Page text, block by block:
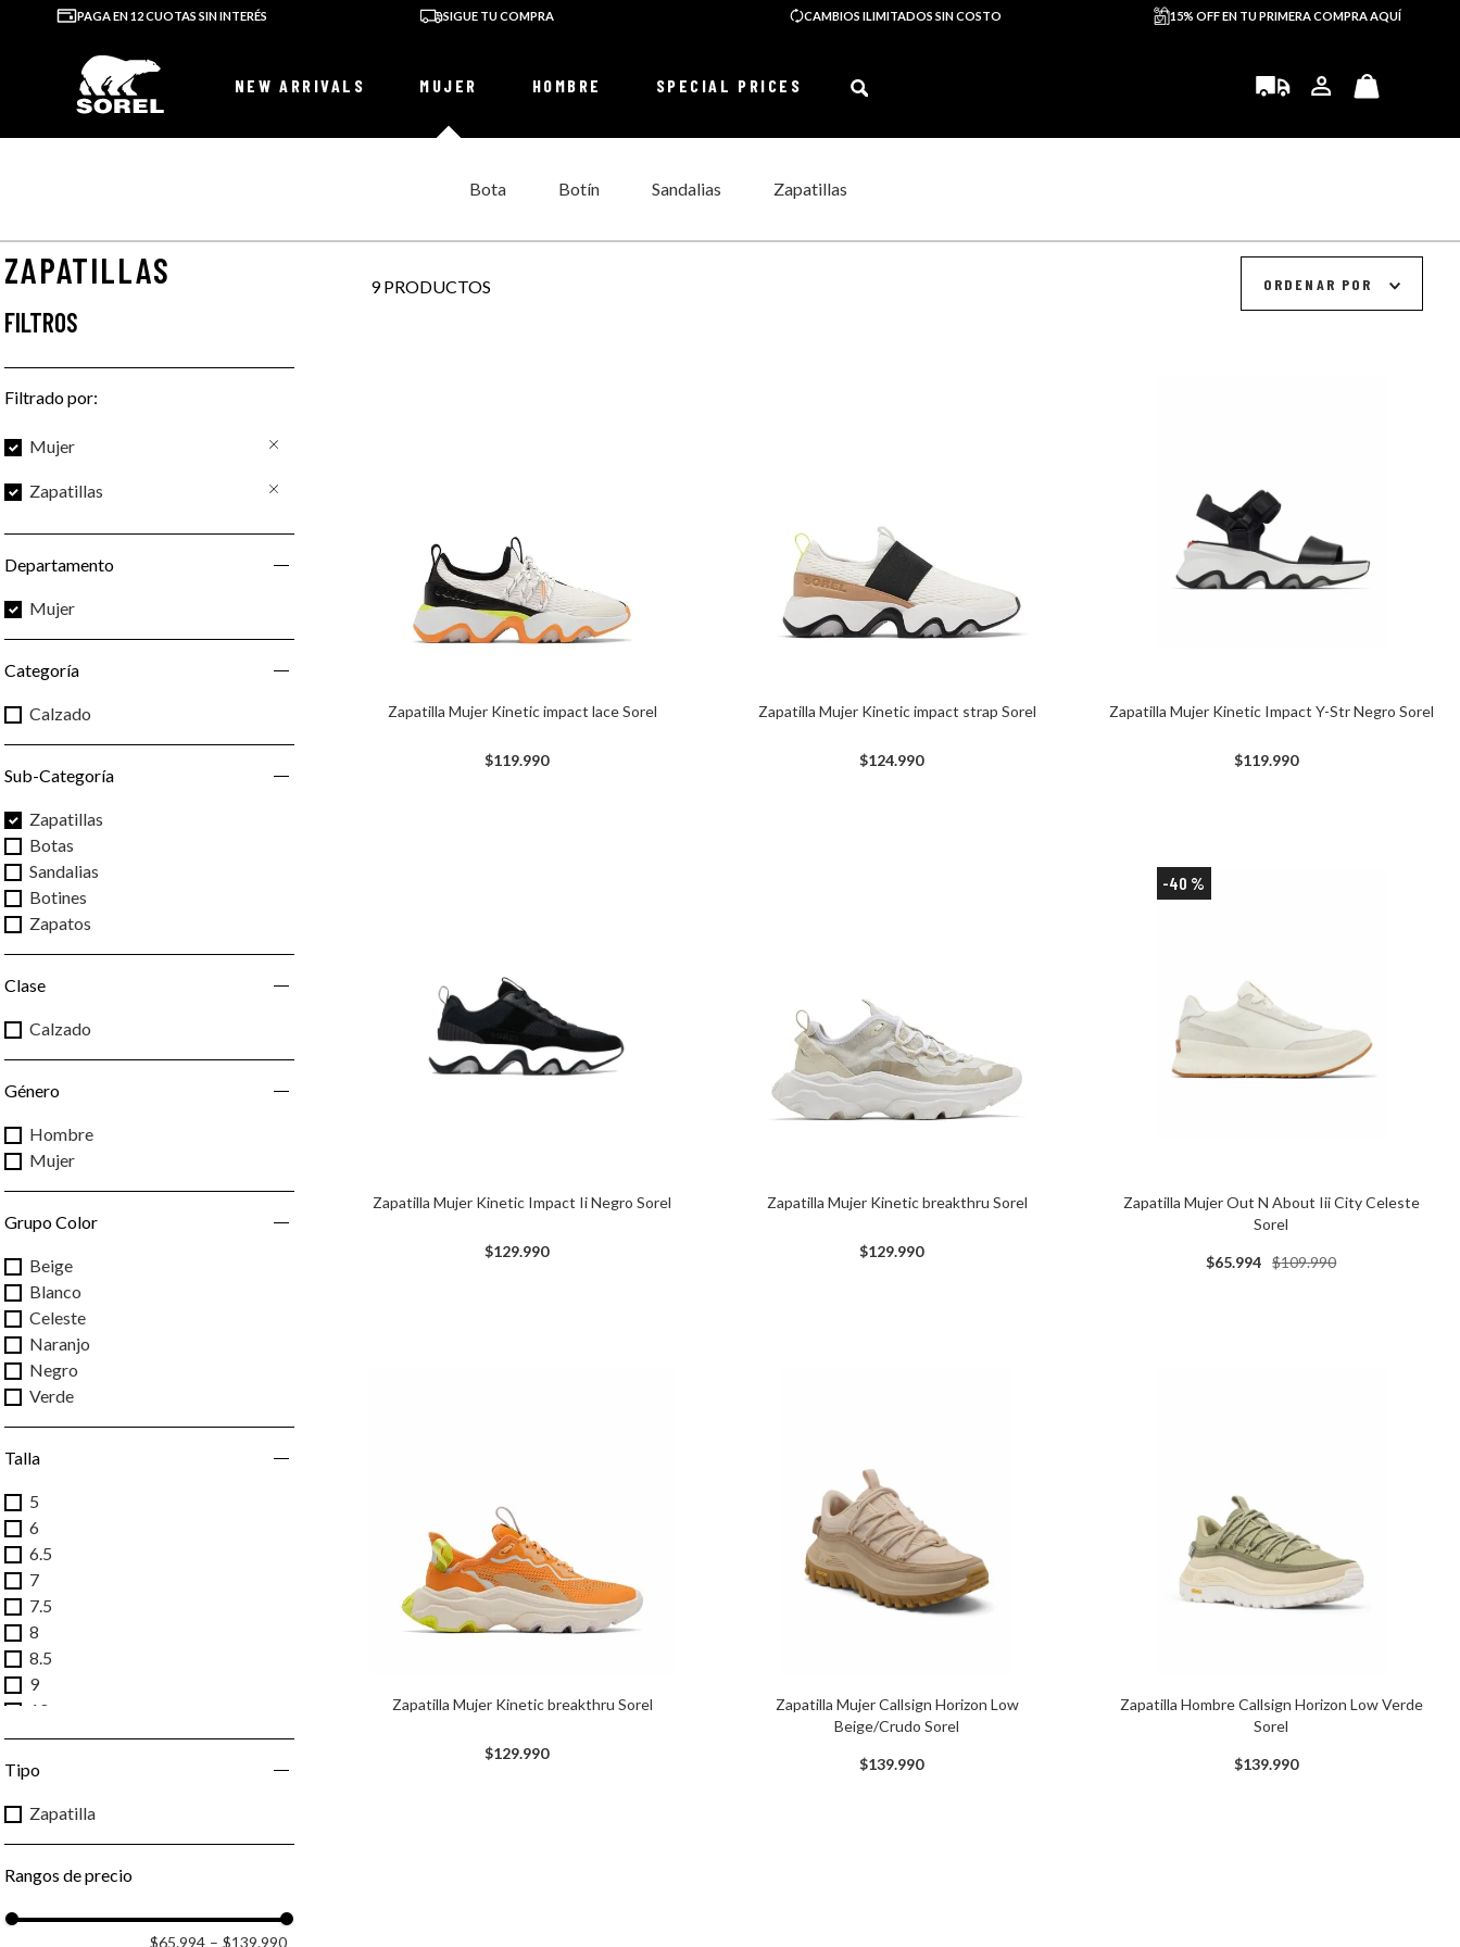
PAGA EN 12 CUOTAS SIN INTERÉS SIGUE TU COMPRA CAMBIOS ILIMITADOS SIN COSTO 15% OFF EN TU PRIMERA COMPRA AQUÍ
NEW ARRIVALS MUJER
Bota Botín Sandalias Zapatillas
HOMBRE SPECIAL PRICES
FILTROS
Filtrado por:
Mujer
Zapatillas
Departamento
Mujer
Categoría
Calzado
Sub-Categoría
Zapatillas
Botas
Sandalias
Botines
Zapatos
Clase
Calzado
Género
Hombre
Mujer
Grupo Color
Beige
Blanco
Celeste
Naranjo
Negro
Verde
Talla
5
6
6.5
7
7.5
8
8.5
9
10
11.5
Tipo
Zapatilla
Rangos de precio
$65.994 – $139.990
ZAPATILLAS 9PRODUCTOS ORDENAR POR
Zapatilla Mujer Kinetic impact lace Sorel
$119.990
Zapatilla Mujer Kinetic impact strap Sorel
$124.990
Zapatilla Mujer Kinetic Impact Y-Str Negro Sorel
$119.990
Zapatilla Mujer Kinetic Impact Ii Negro Sorel
$129.990
Zapatilla Mujer Kinetic breakthru Sorel
$129.990
-40 %
Zapatilla Mujer Out N About Iii City Celeste
Sorel
$109.990
$65.994
Zapatilla Mujer Kinetic breakthru Sorel
$129.990
Zapatilla Mujer Callsign Horizon Low
Beige/Crudo Sorel
$139.990
Zapatilla Hombre Callsign Horizon Low Verde
Sorel
$139.990
sorel mujer
zapatillas mujer
bototo